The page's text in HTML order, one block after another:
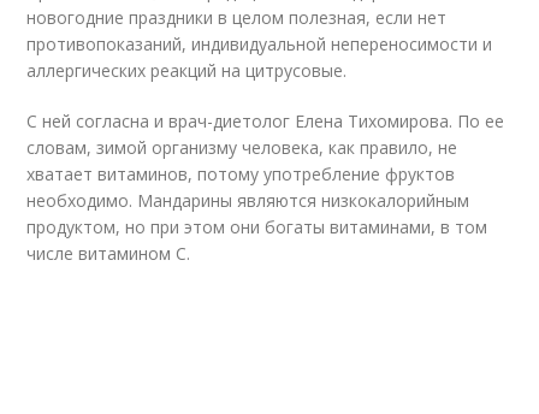
новогодние праздники в целом полезная, если нет
противопоказаний, индивидуальной непереносимости и
аллергических реакций на цитрусовые.
С ней согласна и врач-диетолог Елена Тихомирова. По ее
словам, зимой организму человека, как правило, не
хватает витаминов, потому употребление фруктов
необходимо. Мандарины являются низкокалорийным
продуктом, но при этом они богаты витаминами, в том
числе витамином С.